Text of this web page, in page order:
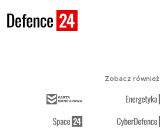
Zobacz również